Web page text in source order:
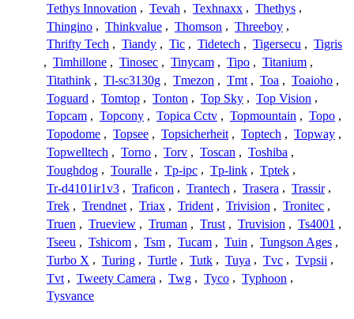
Tethys Innovation , Tevah , Texhnaxx , Thethys ,
Thingino , Thinkvalue , Thomson , Threeboy ,
Thrifty Tech , Tiandy , Tic , Tidetech , Tigersecu , Tigris
, Timhillone , Tinosec , Tinycam , Tipo , Titanium ,
Titathink , Tl-sc3130g , Tmezon , Tmt , Toa , Toaioho ,
Toguard , Tomtop , Tonton , Top Sky , Top Vision ,
Topcam , Topcony , Topica Cctv , Topmountain , Topo ,
Topodome , Topsee , Topsicherheit , Toptech , Topway ,
Topwelltech , Torno , Torv , Toscan , Toshiba ,
Toughdog , Touralle , Tp-ipc , Tp-link , Tptek ,
Tr-d4101ir1v3 , Traficon , Trantech , Trasera , Trassir ,
Trek , Trendnet , Triax , Trident , Trivision , Tronitec ,
Truen , Trueview , Truman , Trust , Truvision , Ts4001 ,
Tseeu , Tshicom , Tsm , Tucam , Tuin , Tungson Ages ,
Turbo X , Turing , Turtle , Tutk , Tuya , Tvc , Tvpsii ,
Tvt , Tweety Camera , Twg , Tyco , Typhoon ,
Tysvance